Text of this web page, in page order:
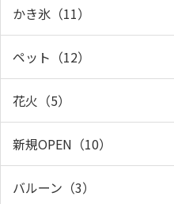
かき氷（11）
ペット（12）
花火（5）
新規OPEN（10）
バルーン（3）